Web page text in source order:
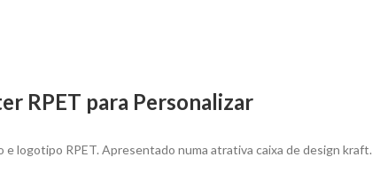
RPET para Personalizar
logotipo RPET. Apresentado numa atrativa caixa de design kraft.